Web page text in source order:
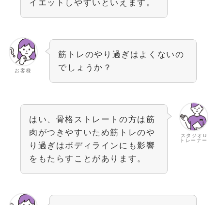
イエットしやすいといえます。
お客様
筋トレのやり過ぎはよくないの
でしょうか？
スタジオU
トレーナー
はい、骨格ストレートの方は筋
肉がつきやすいため筋トレのや
り過ぎはボディラインにも影響
をもたらすことがあります。